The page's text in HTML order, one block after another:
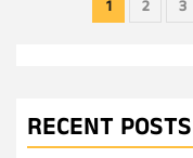
1 2 3
RECENT POSTS